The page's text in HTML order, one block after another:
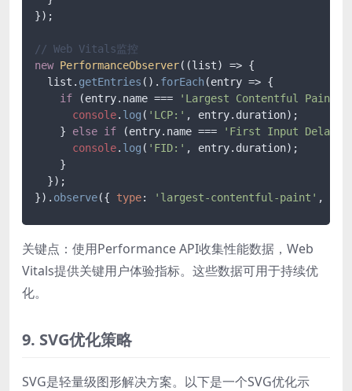
});
// Web Vitals监控
new PerformanceObserver( (list) => {
  list.
getEntries (). forEach(entry => {
if (entry. name === 'Largest Contentful Paint'
console. log ( 'LCP:' , entry. duration);
    }
else if (entry. name === 'First Input Delay'
console. log ( 'FID:' , entry. duration);
    }
  });
}). observe({ type: 'largest-contentful-paint' ,
关键点：使用Performance API收集性能数据，Web
Vitals提供关键用户体验指标。这些数据可用于持续优
化。
9. SVG优化策略
SVG是轻量级图形解决方案。以下是一个SVG优化示